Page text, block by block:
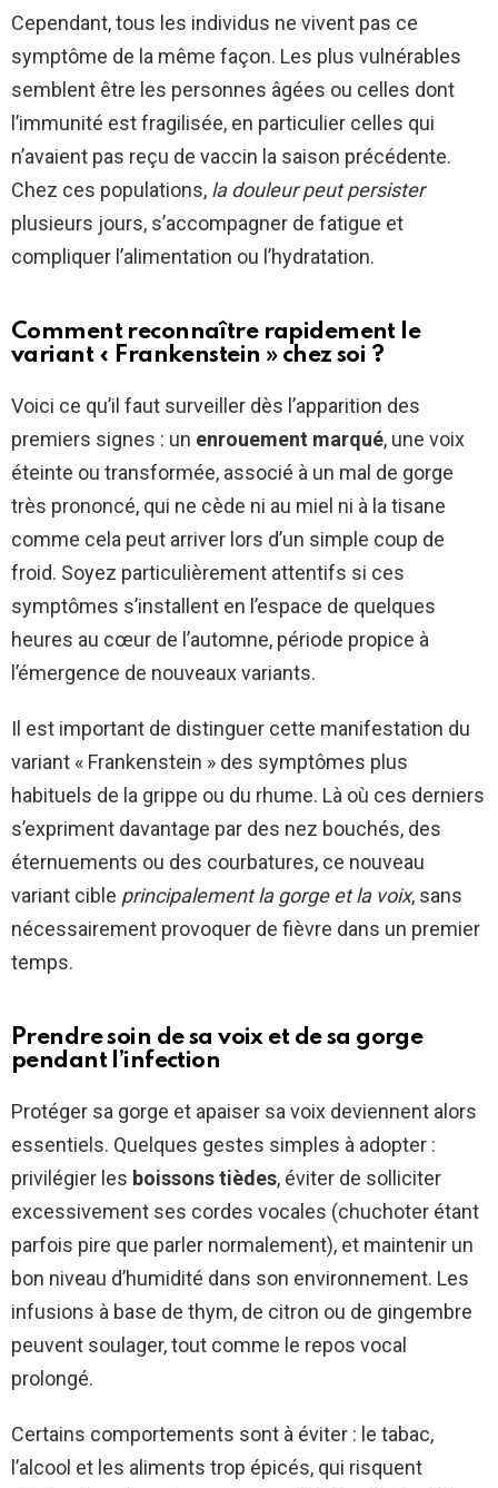
Cependant, tous les individus ne vivent pas ce
symptôme de la même façon. Les plus vulnérables
semblent être les personnes âgées ou celles dont
l’immunité est fragilisée, en particulier celles qui
n’avaient pas reçu de vaccin la saison précédente.
Chez ces populations, la douleur peut persister
plusieurs jours, s’accompagner de fatigue et
compliquer l’alimentation ou l’hydratation.
Comment reconnaître rapidement le
variant « Frankenstein » chez soi ?
Voici ce qu’il faut surveiller dès l’apparition des
premiers signes : un enrouement marqué, une voix
éteinte ou transformée, associé à un mal de gorge
très prononcé, qui ne cède ni au miel ni à la tisane
comme cela peut arriver lors d’un simple coup de
froid. Soyez particulièrement attentifs si ces
symptômes s’installent en l’espace de quelques
heures au cœur de l’automne, période propice à
l’émergence de nouveaux variants.
Il est important de distinguer cette manifestation du
variant « Frankenstein » des symptômes plus
habituels de la grippe ou du rhume. Là où ces derniers
s’expriment davantage par des nez bouchés, des
éternuements ou des courbatures, ce nouveau
variant cible principalement la gorge et la voix, sans
nécessairement provoquer de fièvre dans un premier
temps.
Prendre soin de sa voix et de sa gorge
pendant l’infection
Protéger sa gorge et apaiser sa voix deviennent alors
essentiels. Quelques gestes simples à adopter :
privilégier les boissons tièdes, éviter de solliciter
excessivement ses cordes vocales (chuchoter étant
parfois pire que parler normalement), et maintenir un
bon niveau d’humidité dans son environnement. Les
infusions à base de thym, de citron ou de gingembre
peuvent soulager, tout comme le repos vocal
prolongé.
Certains comportements sont à éviter : le tabac,
l’alcool et les aliments trop épicés, qui risquent